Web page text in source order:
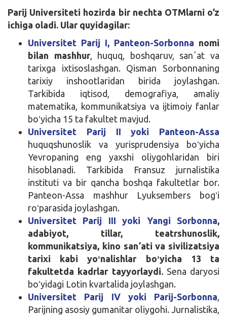
Parij Universiteti hozirda bir nechta OTMlarni o’z
ichiga oladi. Ular quyidagilar:
Universitet Parij I, Panteon-Sorbonna nomi
bilan mashhur, huquq, boshqaruv, sanʼat va
tarixga ixtisoslashgan. Qisman Sorbonnaning
tarixiy inshootlaridan birida joylashgan.
Tarkibida iqtisod, demografiya, amaliy
matematika, kommunikatsiya va ijtimoiy fanlar
boʻyicha 15 ta fakultet mavjud.
Universitet Parij II yoki Panteon-Assa
huquqshunoslik va yurisprudensiya boʻyicha
Yevropaning eng yaxshi oliygohlaridan biri
hisoblanadi. Tarkibida Fransuz jurnalistika
instituti va bir qancha boshqa fakultetlar bor.
Panteon-Assa mashhur Lyuksembers bogʻi
roʻparasida joylashgan.
Universitet Parij III yoki Yangi Sorbonna,
adabiyot, tillar, teatrshunoslik,
kommunikatsiya, kino sanʼati va sivilizatsiya
tarixi kabi yoʻnalishlar boʻyicha 13 ta
fakultetda kadrlar tayyorlaydi.Sena daryosi
boʻyidagi Lotin kvartalida joylashgan.
Universitet Parij IV yoki Parij-Sorbonna
Parijning asosiy gumanitar oliygohi. Jurnalistika,